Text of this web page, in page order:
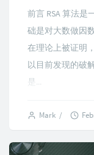
前言 RSA 算法
础是对大数做因
在理论上被证明
以目前发现的破
是...
Mark /